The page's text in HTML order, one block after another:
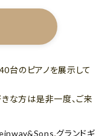
台のピアノを展示して
な方は是非一度、ご来
,グランドギ